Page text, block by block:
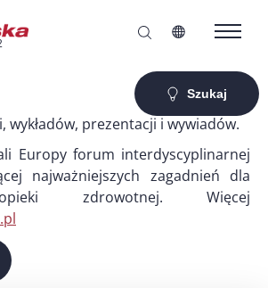
Szukaj
wykładów, prezentacji i wywiadów.
Europy forum interdyscyplinarnej
najważniejszych zagadnień dla
zdrowotnej. Więcej